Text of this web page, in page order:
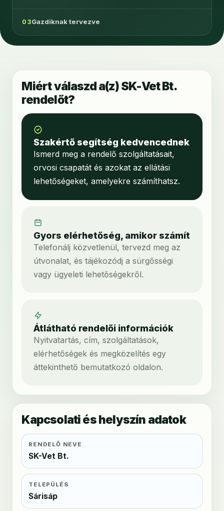
03Gazdiknak tervezve
Miért válaszd a(z) SK-Vet Bt.
rendelőt?
Szakértő segítség kedvencednek
Ismerd meg a rendelő szolgáltatásait,
orvosi csapatát és azokat az ellátási
lehetőségeket, amelyekre számíthatsz.
Gyors elérhetőség, amikor számít
Telefonálj közvetlenül, tervezd meg az
útvonalat, és tájékozódj a sürgősségi
vagy ügyeleti lehetőségekről.
Átlátható rendelői információk
Nyitvatartás, cím, szolgáltatások,
elérhetőségek és megközelítés egy
áttekinthető bemutatkozó oldalon.
Kapcsolati és helyszín adatok
RENDELŐ NEVE
SK-Vet Bt.
TELEPÜLÉS
Sárisáp